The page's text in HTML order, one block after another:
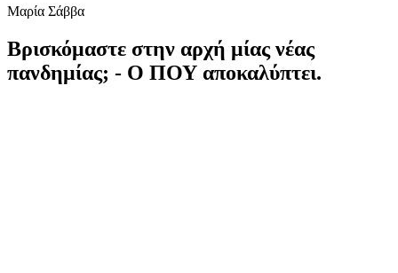
Μαρία Σάββα
Βρισκόμαστε στην αρχή μίας νέας
πανδημίας; - Ο ΠΟΥ αποκαλύπτει.